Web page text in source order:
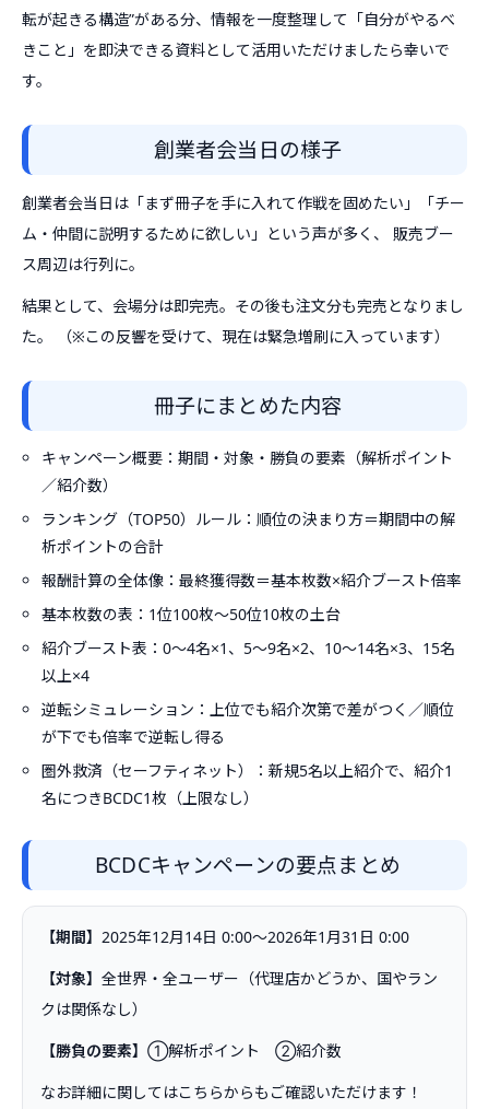
転が起きる構造”がある分、情報を一度整理して「自分がやるべ
きこと」を即決できる資料として活用いただけましたら幸いで
す。
創業者会当日の様子
創業者会当日は「まず冊子を手に入れて作戦を固めたい」「チー
ム・仲間に説明するために欲しい」という声が多く、 販売ブー
ス周辺は行列に。
結果として、会場分は即完売。その後も注文分も完売となりまし
た。 （※この反響を受けて、現在は緊急増刷に入っています）
冊子にまとめた内容
キャンペーン概要：期間・対象・勝負の要素（解析ポイント
／紹介数）
ランキング（TOP50）ルール：順位の決まり方＝期間中の解
析ポイントの合計
報酬計算の全体像：最終獲得数＝基本枚数×紹介ブースト倍率
基本枚数の表：1位100枚〜50位10枚の土台
紹介ブースト表：0〜4名×1、5〜9名×2、10〜14名×3、15名
以上×4
逆転シミュレーション：上位でも紹介次第で差がつく／順位
が下でも倍率で逆転し得る
圏外救済（セーフティネット）：新規5名以上紹介で、紹介1
名につきBCDC1枚（上限なし）
BCDCキャンペーンの要点まとめ
【期間】 2025年12月14日 0:00〜2026年1月31日 0:00
【対象】 全世界・全ユーザー（代理店かどうか、国やラン
クは関係なし）
【勝負の要素】 ①解析ポイント ②紹介数
なお詳細に関してはこちらからもご確認いただけます！